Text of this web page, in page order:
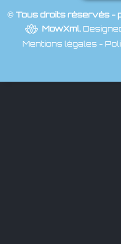
© Tous droits réservés -
MowXml.
Mentions légales -